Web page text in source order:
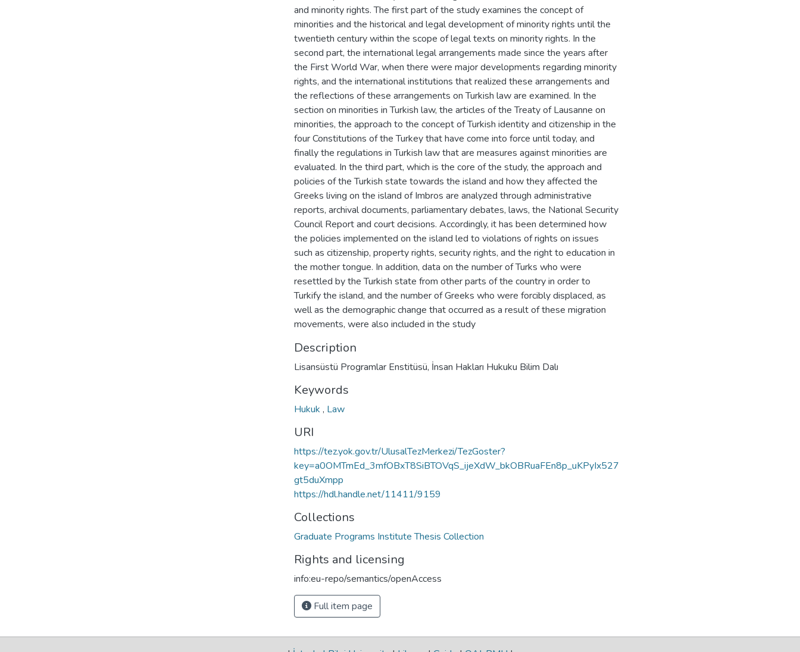
and minority rights. The first part of the study examines the concept of
minorities and the historical and legal development of minority rights until the
twentieth century within the scope of legal texts on minority rights. In the
second part, the international legal arrangements made since the years after
the First World War, when there were major developments regarding minority
rights, and the international institutions that realized these arrangements and
the reflections of these arrangements on Turkish law are examined. In the
section on minorities in Turkish law, the articles of the Treaty of Lausanne on
minorities, the approach to the concept of Turkish identity and citizenship in the
four Constitutions of the Turkey that have come into force until today, and
finally the regulations in Turkish law that are measures against minorities are
evaluated. In the third part, which is the core of the study, the approach and
policies of the Turkish state towards the island and how they affected the
Greeks living on the island of Imbros are analyzed through administrative
reports, archival documents, parliamentary debates, laws, the National Security
Council Report and court decisions. Accordingly, it has been determined how
the policies implemented on the island led to violations of rights on issues
such as citizenship, property rights, security rights, and the right to education in
the mother tongue. In addition, data on the number of Turks who were
resettled by the Turkish state from other parts of the country in order to
Turkify the island, and the number of Greeks who were forcibly displaced, as
well as the demographic change that occurred as a result of these migration
movements, were also included in the study
Description
Lisansüstü Programlar Enstitüsü, İnsan Hakları Hukuku Bilim Dalı
Keywords
Hukuk , Law
URI
https://tez.yok.gov.tr/UlusalTezMerkezi/TezGoster?
key=a0OMTmEd_3mfOBxT8SiBTOVqS_ijeXdW_bkOBRuaFEn8p_uKPyIx527
gt5duXmpp
https://hdl.handle.net/11411/9159
Collections
Graduate Programs Institute Thesis Collection
Rights and licensing
info:eu-repo/semantics/openAccess
Full item page